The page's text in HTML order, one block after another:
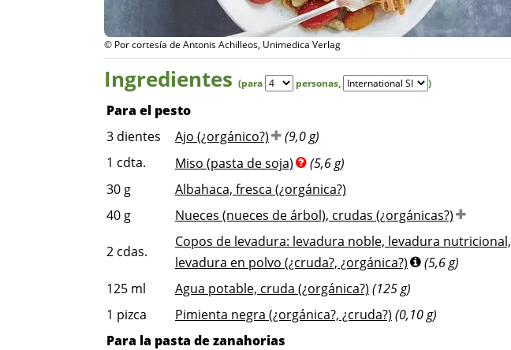
© Por cortesía de Antonis Achilleos, Unimedica Verlag
Ingredientes (para personas, )
Para el pesto
3 dientes Ajo (¿orgánico?)
(9,0 g)
1 cdta. Miso (pasta de soja)
(5,6 g)
30 g
Albahaca, fresca (¿orgánica?)
40 g Nueces (nueces de árbol), crudas (¿orgánicas?)
2 cdas.
Copos de levadura: levadura noble, levadura nutricional,
levadura en polvo (¿cruda?, ¿orgánica?)
(5,6 g)
125 ml Agua potable, cruda (¿orgánica?) (125 g)
1 pizca Pimienta negra (¿orgánica?, ¿cruda?) (0,10 g)
Para la pasta de zanahorias